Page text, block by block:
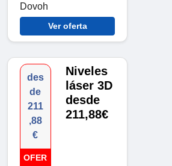
Dovoh
Ver oferta
des
de
211
,88
€
OFER
Niveles
láser 3D
desde
211,88€